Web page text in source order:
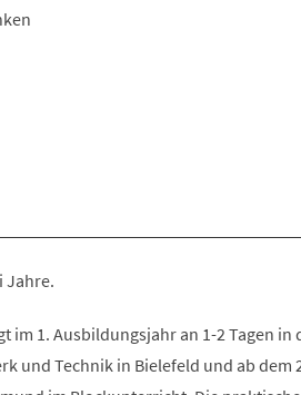
Jahre.
1. Ausbildungsjahr an 1-2 Tagen in
und Technik in Bielefeld und ab dem